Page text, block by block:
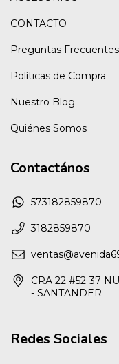
CONTACTO
Preguntas Frecuentes
Políticas de Compra
Nuestro Blog
Quiénes Somos
Contactános
573182859870
3182859870
CRA 22 #52-37
- SANTANDER
Redes Sociales